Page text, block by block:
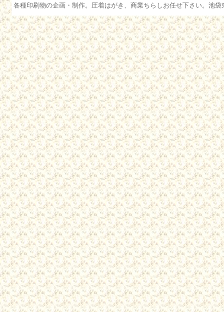
各種印刷物の企画・制作。圧着はがき、商業ちらしお任せ下さい。池袋